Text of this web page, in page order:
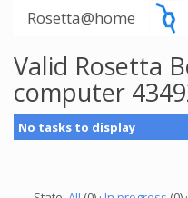
Rosetta@home
Valid Rosetta
computer
No tasks to display